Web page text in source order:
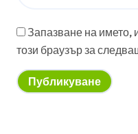
Запазване на името,
този браузър за